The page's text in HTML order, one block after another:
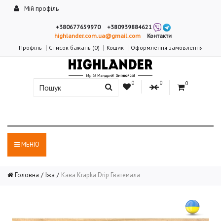
Мій профіль
+380677659970
+380939884621
highlander.com.ua@gmail.com
Контакти
Профіль
Список бажань (0) Кошик Оформлення замовлення
0 0 0
МЕНЮ
Головна Їжа Кава Krapka Drip Гватемала